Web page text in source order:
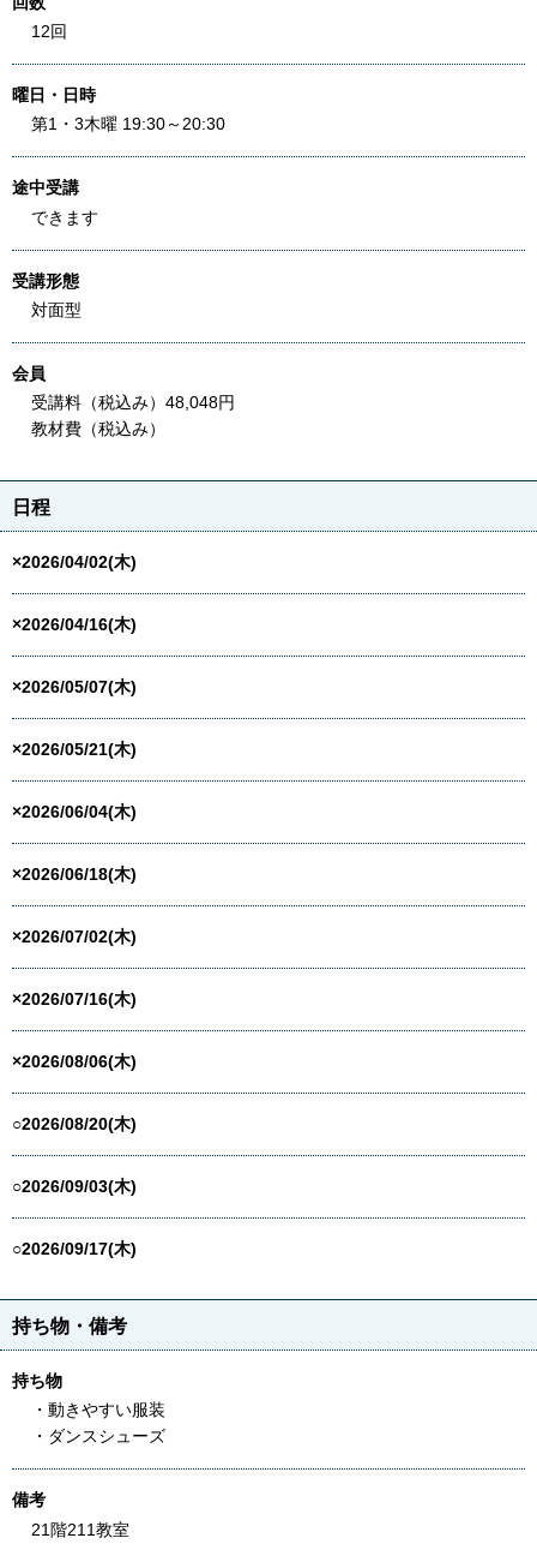
12回
曜日・日時
第1・3木曜 19:30～20:30
途中受講
できます
受講形態
対面型
会員
受講料（税込み）48,048円
教材費（税込み）
日程
×2026/04/02(木)
×2026/04/16(木)
×2026/05/07(木)
×2026/05/21(木)
×2026/06/04(木)
×2026/06/18(木)
×2026/07/02(木)
×2026/07/16(木)
×2026/08/06(木)
○2026/08/20(木)
○2026/09/03(木)
○2026/09/17(木)
持ち物・備考
持ち物
・動きやすい服装
・ダンスシューズ
備考
21階211教室